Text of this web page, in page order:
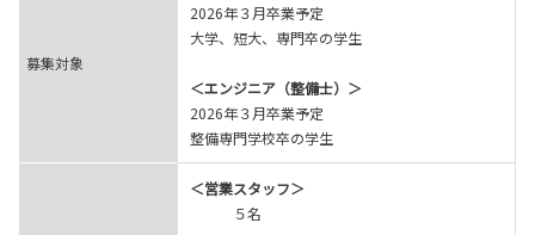
募集対象
2026年３月卒業予定
大学、短大、専門卒の学生
＜エンジニア（整備士）＞
2026年３月卒業予定
整備専門学校卒の学生
＜営業スタッフ＞
５名